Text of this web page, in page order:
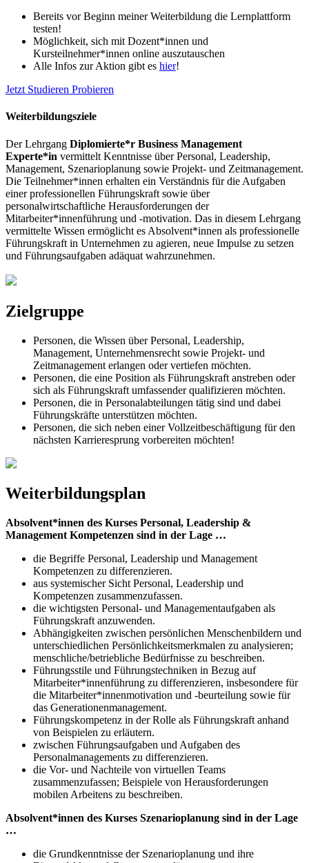
Bereits vor Beginn meiner Weiterbildung die Lernplattform
testen!
Möglichkeit, sich mit Dozent*innen und
Kursteilnehmer*innen online auszutauschen
Alle Infos zur Aktion gibt es hier!
Jetzt Studieren Probieren
Weiterbildungsziele
Der Lehrgang Diplomierte*r Business Management
Experte*in vermittelt Kenntnisse über Personal, Leadership,
Management, Szenarioplanung sowie Projekt- und Zeitmanagement.
Die Teilnehmer*innen erhalten ein Verständnis für die Aufgaben
einer professionellen Führungskraft sowie über
personalwirtschaftliche Herausforderungen der
Mitarbeiter*innenführung und -motivation. Das in diesem Lehrgang
vermittelte Wissen ermöglicht es Absolvent*innen als professionelle
Führungskraft in Unternehmen zu agieren, neue Impulse zu setzen
und Führungsaufgaben adäquat wahrzunehmen.
Zielgruppe
Personen, die Wissen über Personal, Leadership,
Management, Unternehmensrecht sowie Projekt- und
Zeitmanagement erlangen oder vertiefen möchten.
Personen, die eine Position als Führungskraft anstreben oder
sich als Führungskraft umfassender qualifizieren möchten.
Personen, die in Personalabteilungen tätig sind und dabei
Führungskräfte unterstützen möchten.
Personen, die sich neben einer Vollzeitbeschäftigung für den
nächsten Karrieresprung vorbereiten möchten!
Weiterbildungsplan
Absolvent*innen des Kurses Personal, Leadership &
Management Kompetenzen sind in der Lage …
die Begriffe Personal, Leadership und Management
Kompetenzen zu differenzieren.
aus systemischer Sicht Personal, Leadership und
Kompetenzen zusammenzufassen.
die wichtigsten Personal- und Managementaufgaben als
Führungskraft anzuwenden.
Abhängigkeiten zwischen persönlichen Menschenbildern und
unterschiedlichen Persönlichkeitsmerkmalen zu analysieren;
menschliche/betriebliche Bedürfnisse zu beschreiben.
Führungsstile und Führungstechniken in Bezug auf
Mitarbeiter*innenführung zu differenzieren, insbesondere für
die Mitarbeiter*innenmotivation und -beurteilung sowie für
das Generationenmanagement.
Führungskompetenz in der Rolle als Führungskraft anhand
von Beispielen zu erläutern.
zwischen Führungsaufgaben und Aufgaben des
Personalmanagements zu differenzieren.
die Vor- und Nachteile von virtuellen Teams
zusammenzufassen; Beispiele von Herausforderungen
mobilen Arbeitens zu beschreiben.
Absolvent*innen des Kurses Szenarioplanung sind in der Lage
…
die Grundkenntnisse der Szenarioplanung und ihre